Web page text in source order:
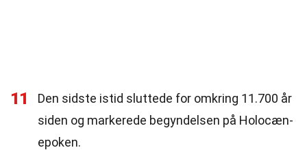
11
Den sidste istid sluttede for omkring 11.700 år
siden og markerede begyndelsen på Holocæn-
epoken.